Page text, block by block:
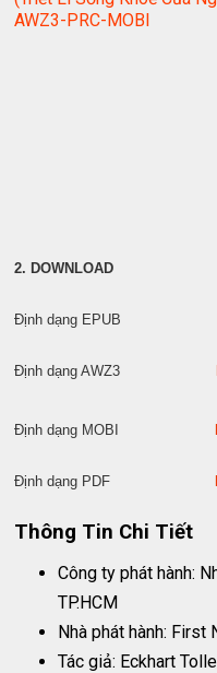
AWZ3-PRC-MOBI
2. DOWNLOAD
Định dạng EPUB
Định dạng AWZ3
Định dạng MOBI
Định dạng PDF
Thông Tin Chi Tiết
Công ty phát hành:
TP.HCM
Nhà phát hành: First
Tác giả: Eckhart Tolle